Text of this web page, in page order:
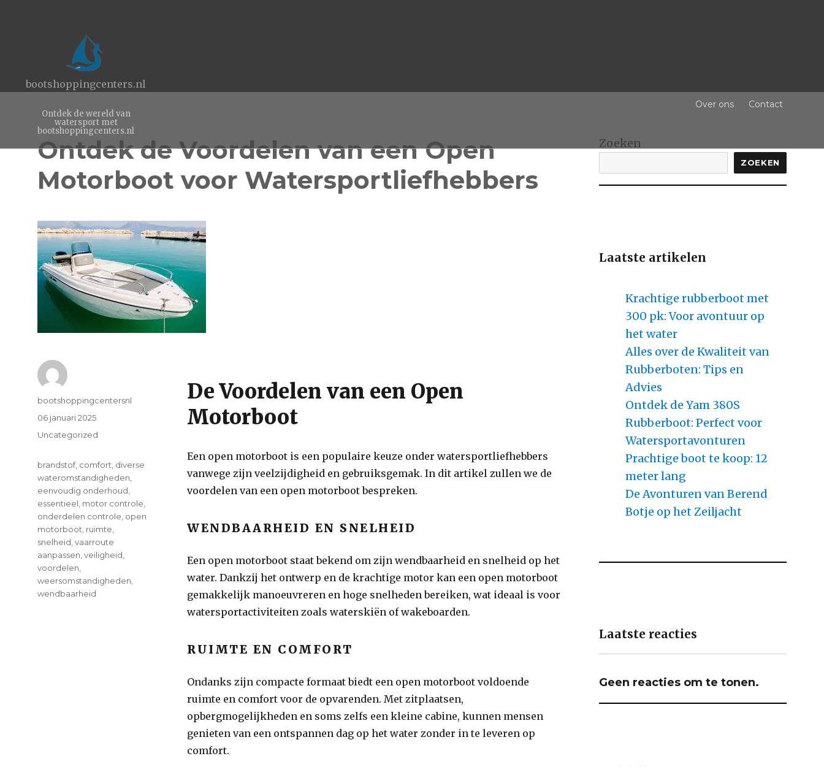
bootshoppingcenters.nl
Ontdek de wereld van
watersport met
bootshoppingcenters.nl
Over ons Contact
Ontdek de Voordelen van een Open
Motorboot voor Watersportliefhebbers
De Voordelen van een Open
Motorboot
Een open motorboot is een populaire keuze onder watersportliefhebbers
vanwege zijn veelzijdigheid en gebruiksgemak. In dit artikel zullen we de
voordelen van een open motorboot bespreken.
WENDBAARHEID EN SNELHEID
Een open motorboot staat bekend om zijn wendbaarheid en snelheid op het
water. Dankzij het ontwerp en de krachtige motor kan een open motorboot
gemakkelijk manoeuvreren en hoge snelheden bereiken, wat ideaal is voor
watersportactiviteiten zoals waterskiën of wakeboarden.
RUIMTE EN COMFORT
Ondanks zijn compacte formaat biedt een open motorboot voldoende
ruimte en comfort voor de opvarenden. Met zitplaatsen,
opbergmogelijkheden en soms zelfs een kleine cabine, kunnen mensen
genieten van een ontspannen dag op het water zonder in te leveren op
comfort.
Author
bootshoppingcentersnl
Posted
06 januari 2025
Categories
Uncategorized
Tags
brandstof, comfort diverse
wateromstandigheden
eenvoudig onderhoud
essentieel motor controle
onderdelen controle open
motorboot ruimte
snelheid ,vaarroute
aanpassen ,veiligheid
voordelen
weersomstandigheden
wendbaarheid
Zoeken
ZOEKEN
Laatste artikelen
Krachtige rubberboot met
300 pk: Voor avontuur op
het water
Alles over de Kwaliteit van
Rubberboten: Tips en
Advies
Ontdek de Yam 380S
Rubberboot: Perfect voor
Watersportavonturen
Prachtige boot te koop: 12
meter lang
De Avonturen van Berend
Botje op het Zeiljacht
Laatste reacties
Geen reacties om te tonen.